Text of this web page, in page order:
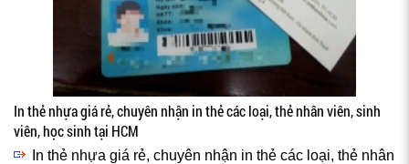
In thẻ nhựa giá rẻ, chuyên nhận in thẻ các loại, thẻ nhân viên, sinh
viên, học sinh tại HCM
In thẻ nhựa giá rẻ, chuyên nhận in thẻ các loại, thẻ nhân